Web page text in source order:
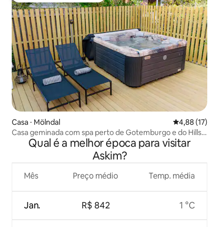
Casa ⋅ Mölndal 4,88 de uma
4,88 (17)
Casa geminada com spa perto de Gotemburgo e do Hills
Golf ClubQual é a melhor época para visitar
Askim?
Mês
Jan.
Preço médio
R$ 842
Temp. média
1 °C